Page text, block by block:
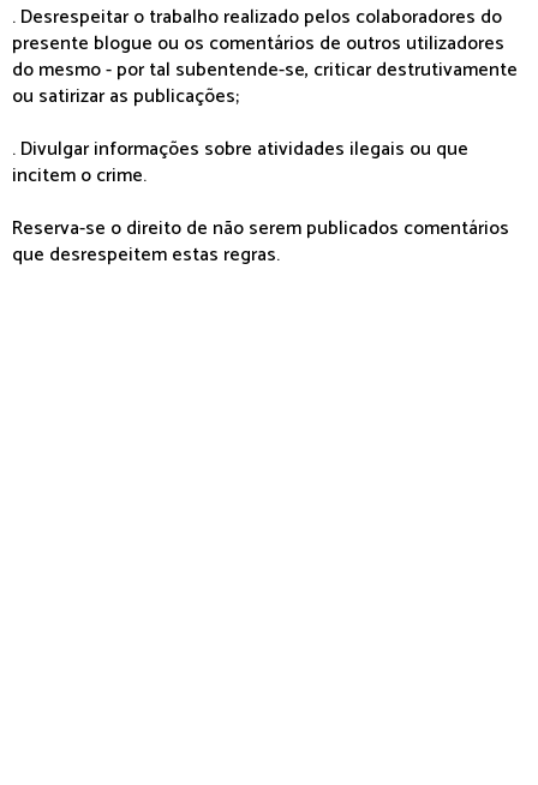
. Desrespeitar o trabalho realizado pelos colaboradores do
presente blogue ou os comentários de outros utilizadores
do mesmo - por tal subentende-se, criticar destrutivamente
ou satirizar as publicações;
. Divulgar informações sobre atividades ilegais ou que
incitem o crime.
Reserva-se o direito de não serem publicados comentários
que desrespeitem estas regras.